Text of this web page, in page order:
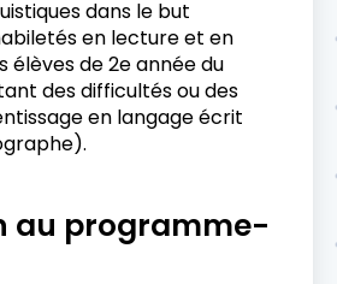
dans le but
en lecture et en
élèves de 2e année du
des difficultés ou des
en langage écrit
au programme-